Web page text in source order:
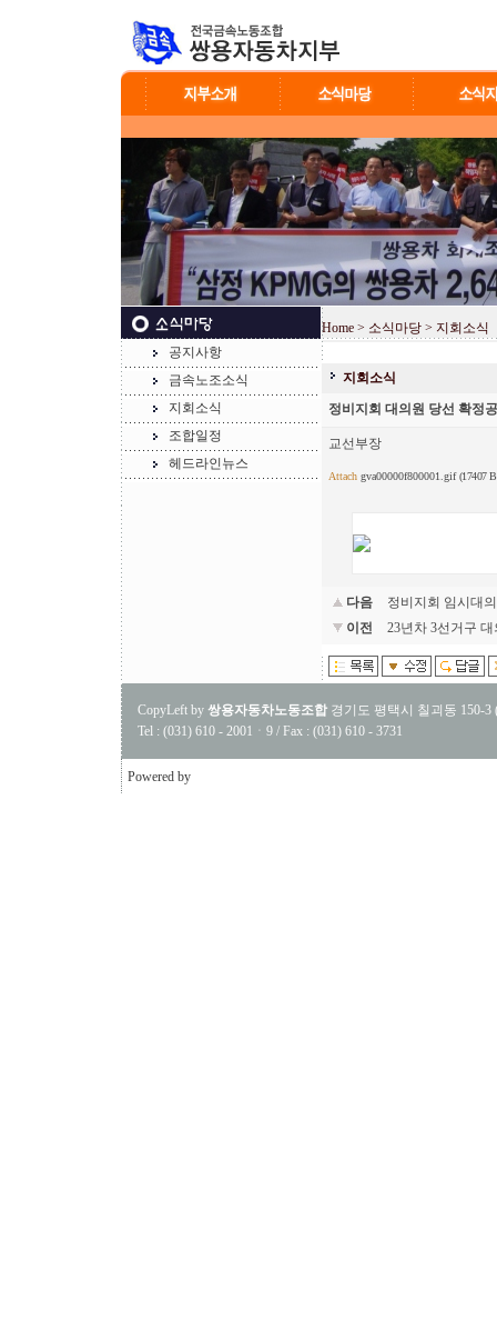
공지사항
금속노조소식
지회소식
조합일정
헤드라인뉴스
Home > 소식마당 > 지회소식
지회소식
정비지회 대의원 당선 확정
교선부장
Attach gva00000f800001.gif (17407
다음
정비지회 임시대
이전
23년차 3선거구
CopyLeft by 쌍용자동차노동조합 경기도 평택시 칠괴동 150-3
Tel : (031) 610 - 2001ㆍ9 / Fax : (031) 610 - 3731
Powered by